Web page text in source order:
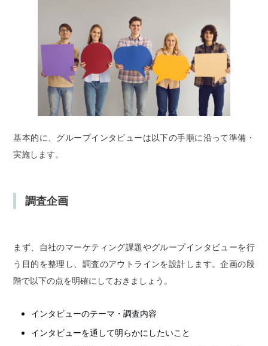
基本的に、グループインタビューは以下の手順に沿って準備・
実施します。
調査企画
まず、自社のマーケティング課題やグループインタビューを行
う目的を整理し、調査のアウトラインを設計します。企画の段
階で以下の点を明確にしておきましょう。
インタビューのテーマ・調査内容
インタビューを通して明らかにしたいこと